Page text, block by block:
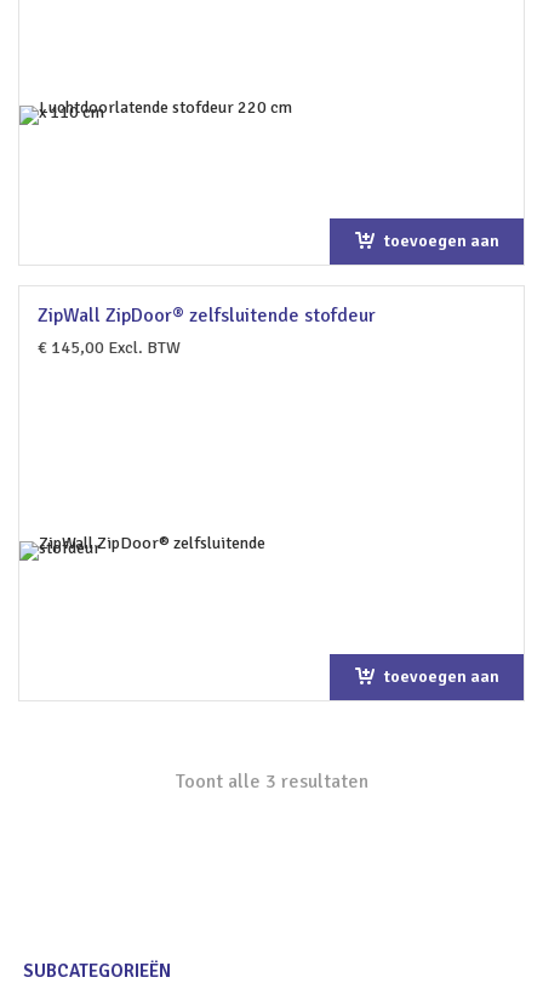
toevoegen aan
winkelwagen
ZipWall ZipDoor® zelfsluitende stofdeur
€ 145,00 Excl. BTW
toevoegen aan
Toont alle 3 resultaten
SUBCATEGORIEËN